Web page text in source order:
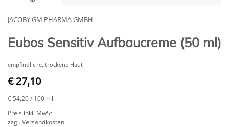
JACOBY GM PHARMA GMBH
Eubos Sensitiv Aufbaucreme (50 ml)
empfindliche, trockene Haut
€ 27,10
€ 54,20/ 100 ml
Preis inkl. MwSt.
zzgl. Versandkosten